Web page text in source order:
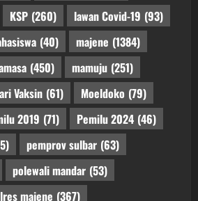
KSP (260) lawan Covid-19 (93)
(40) majene (1384)
(450) mamuju (251)
Vaksin (61) Moeldoko (79)
2019 (71) Pemilu 2024 (46)
pemprov sulbar (63)
polewali mandar (53)
majene (367)